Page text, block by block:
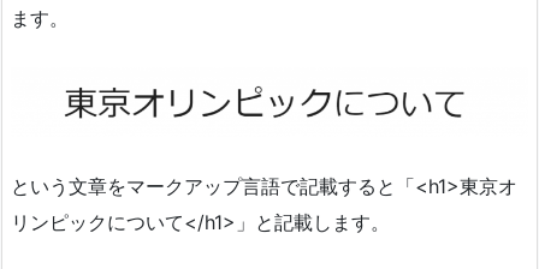
ます。
という文章をマークアップ言語で記載すると「<h1>東京オ
リンピックについて</h1>」と記載します。